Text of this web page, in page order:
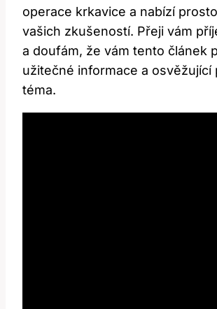
operace krkavice a nabízí
vašich zkušeností. Přeji vám
a doufám, že vám tento článek
užitečné informace a osvěžující
téma.